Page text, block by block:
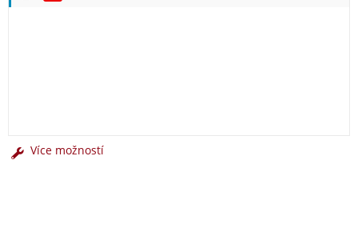
Více možností